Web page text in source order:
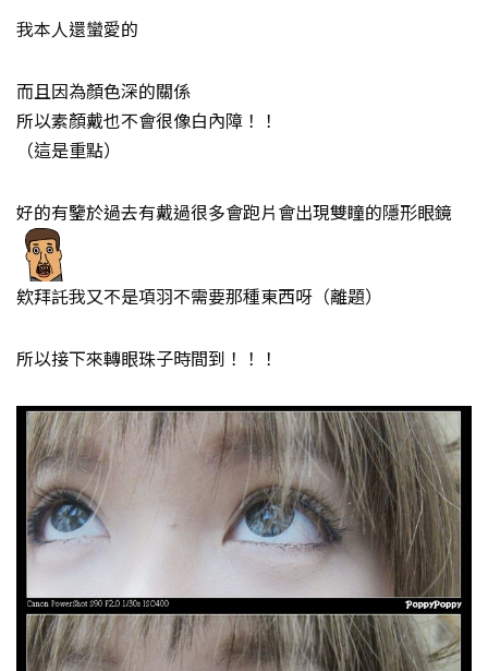
我本人還蠻愛的
而且因為顏色深的關係
所以素顏戴也不會很像白內障！！
（這是重點）
好的有鑒於過去有戴過很多會跑片會出現雙瞳的隱形眼鏡
欸拜託我又不是項羽不需要那種東西呀（離題）
所以接下來轉眼珠子時間到！！！